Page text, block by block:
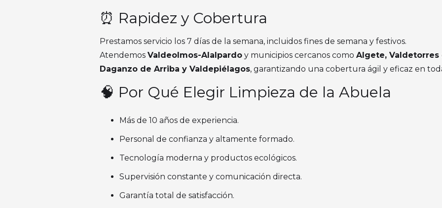
⏰ Rapidez y Cobertura
Prestamos servicio los 7 días de la semana, incluidos fines de semana y festivos.
Atendemos Valdeolmos-Alalpardo y municipios cercanos como Algete, Valdetorres
Daganzo de Arriba y Valdepiélagos, garantizando una cobertura ágil y eficaz en
🧠 Por Qué Elegir Limpieza de la Abuela
Más de 10 años de experiencia.
Personal de confianza y altamente formado.
Tecnología moderna y productos ecológicos.
Supervisión constante y comunicación directa.
Garantía total de satisfacción.